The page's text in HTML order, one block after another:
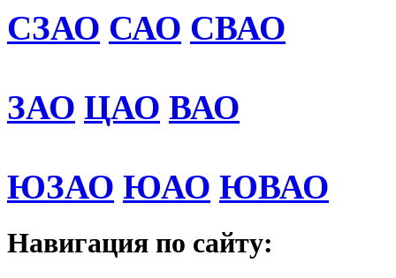
СЗАО САО СВАО
ЗАО ЦАО ВАО
ЮЗАО ЮАО ЮВАО
Навигация по сайту: